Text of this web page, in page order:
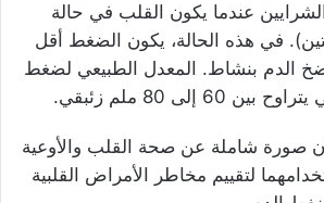
عندما يكون القلب في حالة
في هذه الحالة، يكون الضغط أقل
الدم بنشاط. المعدل الطبيعي لضغط
60 إلى 80 ملم زئبقي.
صورة شاملة عن صحة القلب والأوعية
لتقييم مخاطر الأمراض القلبية